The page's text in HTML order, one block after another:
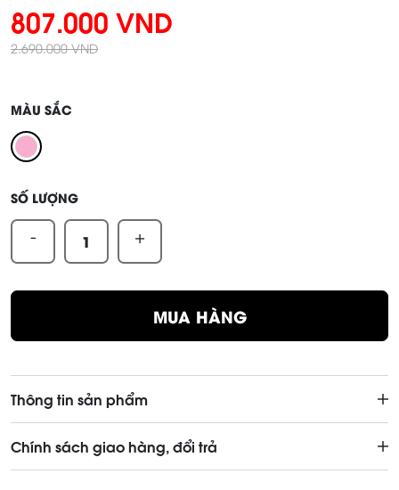
807.000 VND
2.690.000 VND
MÀU SẮC
SỐ LƯỢNG
- +
MUA HÀNG
Thông tin sản phẩm
Chính sách giao hàng, đổi trả